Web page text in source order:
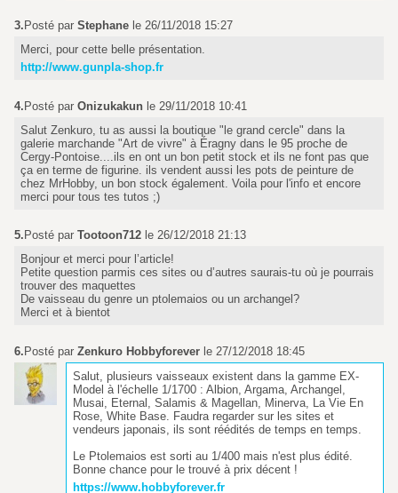
3. Posté par Stephane le 26/11/2018 15:27
Merci, pour cette belle présentation.
http://www.gunpla-shop.fr
4. Posté par Onizukakun le 29/11/2018 10:41
Salut Zenkuro, tu as aussi la boutique "le grand cercle" dans la
galerie marchande "Art de vivre" à Éragny dans le 95 proche de
Cergy-Pontoise....ils en ont un bon petit stock et ils ne font pas que
ça en terme de figurine. ils vendent aussi les pots de peinture de
chez MrHobby, un bon stock également. Voila pour l'info et encore
merci pour tous tes tutos ;)
5. Posté par Tootoon712 le 26/12/2018 21:13
Bonjour et merci pour l’article!
Petite question parmis ces sites ou d’autres saurais-tu où je pourrais
trouver des maquettes
De vaisseau du genre un ptolemaios ou un archangel?
Merci et à bientot
6. Posté par Zenkuro Hobbyforever le 27/12/2018 18:45
Salut, plusieurs vaisseaux existent dans la gamme EX-
Model à l'échelle 1/1700 : Albion, Argama, Archangel,
Musai, Eternal, Salamis & Magellan, Minerva, La Vie En
Rose, White Base. Faudra regarder sur les sites et
vendeurs japonais, ils sont réédités de temps en temps.
Le Ptolemaios est sorti au 1/400 mais n'est plus édité.
Bonne chance pour le trouvé à prix décent !
https://www.hobbyforever.fr